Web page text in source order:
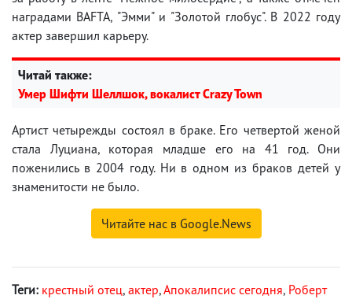
наградами BAFTA, "Эмми" и "Золотой глобус". В 2022 году
актер завершил карьеру.
Читай также:
Умер Шифти Шеллшок, вокалист Crazy Town
Артист четырежды состоял в браке. Его четвертой женой
стала Луциана, которая младше его на 41 год. Они
поженились в 2004 году. Ни в одном из браков детей у
знаменитости не было.
Читайте нас в Google.News
Теги: крестный отец, актер,Апокалипсис сегодня, Роберт